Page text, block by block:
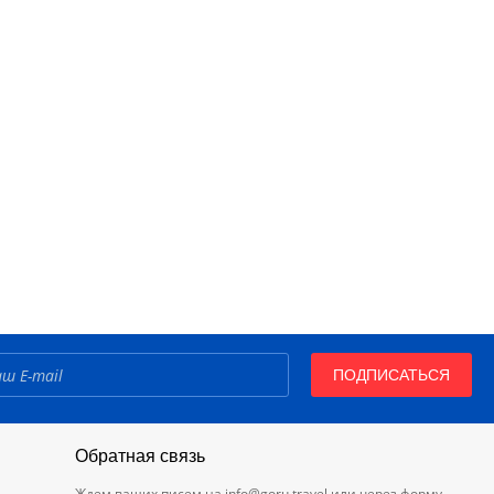
ПОДПИСАТЬСЯ
Обратная связь